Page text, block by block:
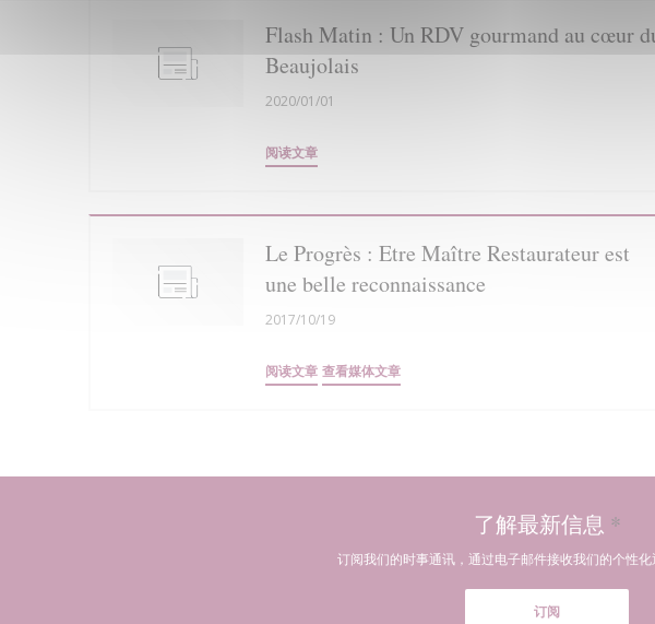
Flash Matin : Un RDV gourmand au cœur
Beaujolais
2020/01/01
阅读文章((在新窗口中打开))
Le Progrès : Etre Maître Restaurateur est
une belle reconnaissance
2017/10/19
阅读文章((在新窗口中打开))
查看媒体文章((在新窗口中打开))
了解最新信息 *
订阅我们的时事通讯，通过电子邮件接收我们的个性
订阅